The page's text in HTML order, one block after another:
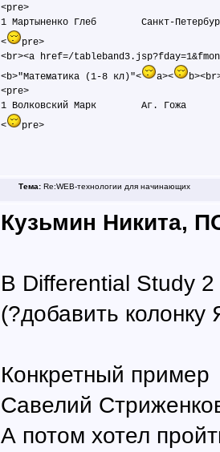
<pre>
1 Мартыненко Глеб        Санкт-
<
pre>
<br><a href=/
<b>"Математика (1-8 кл)"<
a><
<pre>
1 Волковский Марк        Аг. Гожа
<
Тема: Re:WEB-технологии для начинающих
Кузьмин Никита,
В Differential Study 2
(?добавить колонку
Конкретный пример
Савелий
А потом хотел